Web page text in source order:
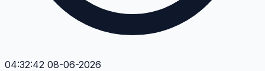
04:32:42 08-06-2026